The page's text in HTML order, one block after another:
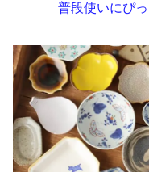
普段使いにぴ